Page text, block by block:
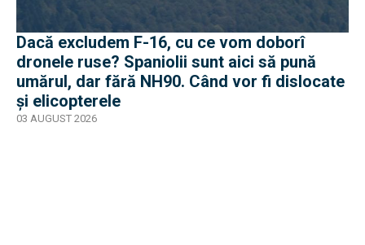
Dacă excludem F-16, cu ce vom doborî
dronele ruse? Spaniolii sunt aici să pună
umărul, dar fără NH90. Când vor fi dislocate
și elicopterele
03 AUGUST 2026